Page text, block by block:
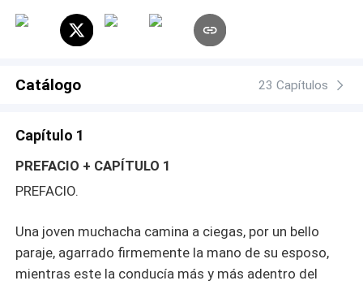
Catálogo 23 Capítulos
Capítulo 1
PREFACIO + CAPÍTULO 1
PREFACIO.
Una joven muchacha camina a ciegas, por un bello
paraje, agarrado firmemente la mano de su esposo,
mientras este la conducía más y más adentro del